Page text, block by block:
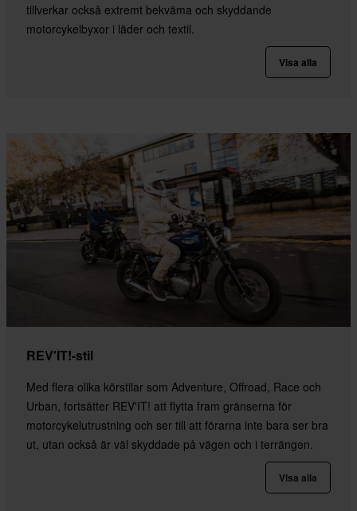
tillverkar också extremt bekväma och skyddande
motorcykelbyxor i läder och textil.
Visa alla
REV'IT!-stil
Med flera olika körstilar som Adventure, Offroad, Race och
Urban, fortsätter REV'IT! att flytta fram gränserna för
motorcykelutrustning och ser till att förarna inte bara ser bra
ut, utan också är väl skyddade på vägen och i terrängen.
Visa alla